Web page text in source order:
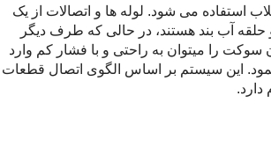
استفاده می شود. لوله ها و اتصالات از یک
آب بند هستند، در حالی که طرف دیگر
سوکت را میتوان به راحتی و با فشار کم وارد
این سیستم بر اساس الگوی اتصال قطعات